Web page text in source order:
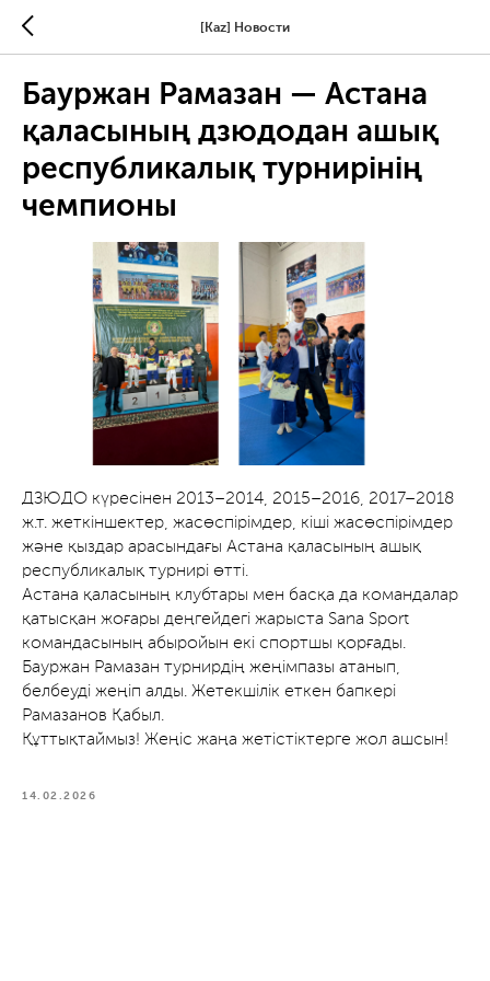
[Kaz] Новости
Бауржан Рамазан — Астана
қаласының дзюдодан ашық
республикалық турнирінің
чемпионы
ДЗЮДО күресінен 2013–2014, 2015–2016, 2017–2018
ж.т. жеткіншектер, жасөспірімдер, кіші жасөспірімдер
және қыздар арасындағы Астана қаласының ашық
республикалық турнирі өтті.
Астана қаласының клубтары мен басқа да командалар
қатысқан жоғары деңгейдегі жарыста Sana Sport
командасының абыройын екі спортшы қорғады.
Бауржан Рамазан турнирдің жеңімпазы атанып,
белбеуді жеңіп алды. Жетекшілік еткен бапкері
Рамазанов Қабыл.
Құттықтаймыз! Жеңіс жаңа жетістіктерге жол ашсын!
14.02.2026